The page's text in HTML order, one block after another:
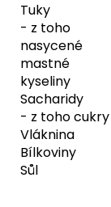
Tuky
- z toho
nasycené
mastné
kyseliny
Sacharidy
- z toho cukry
Vláknina
Bílkoviny
Sůl